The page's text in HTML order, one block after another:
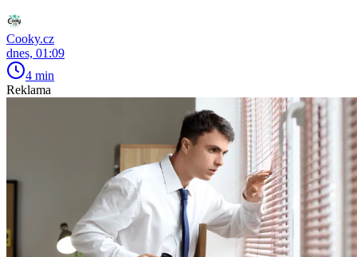
Cooky.cz
dnes, 01:09
4 min
Reklama